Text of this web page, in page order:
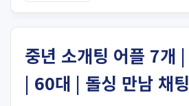
중년 소개팅 어플 7개
| 60대 | 돌싱 만남 채